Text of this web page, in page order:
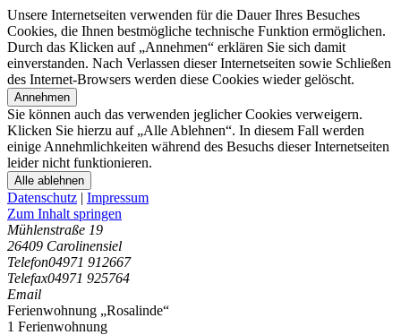
Unsere Internetseiten verwenden für die Dauer Ihres Besuches
Cookies, die Ihnen bestmögliche technische Funktion ermöglichen.
Durch das Klicken auf „Annehmen“ erklären Sie sich damit
einverstanden. Nach Verlassen dieser Internetseiten sowie Schließen
des Internet-Browsers werden diese Cookies wieder gelöscht.
Annehmen
Sie können auch das verwenden jeglicher Cookies verweigern.
Klicken Sie hierzu auf „Alle Ablehnen“. In diesem Fall werden
einige Annehmlichkeiten während des Besuchs dieser Internetseiten
leider nicht funktionieren.
Alle ablehnen
Datenschutz | Impressum
Zum Inhalt springen
Mühlenstraße 19
26409 Carolinensiel
Telefon04971 912667
Telefax04971 925764
Email
Ferienwohnung „Rosalinde“
1 Ferienwohnung